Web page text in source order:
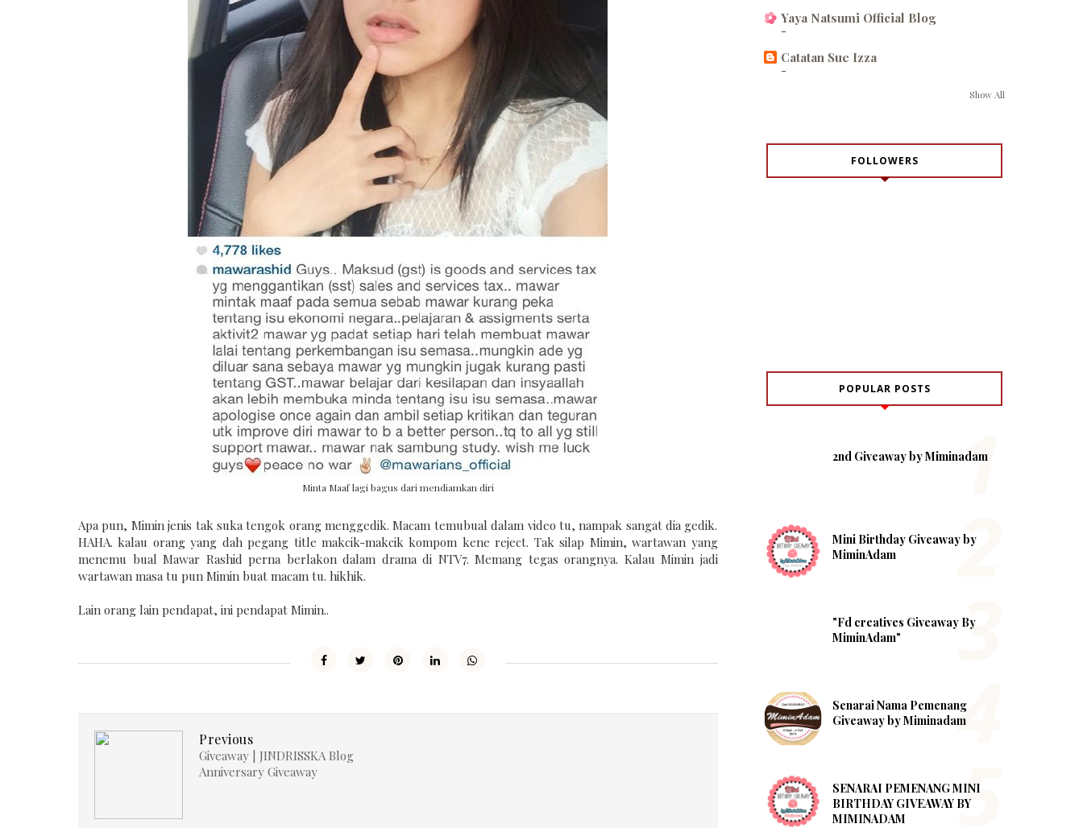
Minta Maaf lagi bagus dari mendiamkan diri
Apa pun, Mimin jenis tak suka tengok orang menggedik. Macam temubual dalam video tu, nampak sangat dia gedik.
HAHA. kalau orang yang dah pegang title makcik-makcik kompom kene reject. Tak silap Mimin, wartawan yang
menemu bual Mawar Rashid perna berlakon dalam drama di NTV7. Memang tegas orangnya. Kalau Mimin jadi
wartawan masa tu pun Mimin buat macam tu. hikhik.
Lain orang lain pendapat, ini pendapat Mimin..
Previous
Giveaway | JINDRISSKA Blog
Anniversary Giveaway
Yaya Natsumi Official Blog
-
Catatan Sue Izza
-
Show All
FOLLOWERS
POPULAR POSTS
2nd Giveaway by Miminadam
Mini Birthday Giveaway by
MiminAdam
"Fd creatives Giveaway By
MiminAdam"
Senarai Nama Pemenang
Giveaway by Miminadam
SENARAI PEMENANG MINI
BIRTHDAY GIVEAWAY BY
MIMINADAM